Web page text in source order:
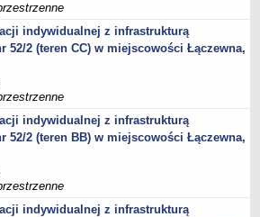
i cofniętych zezwoleń na prowadzenie
w Wodę i Zbiorowego Odprowadzania
w zakresie opróżniania zbiorników
indywidualnej z infrastrukturą
52/2 (teren CC) w miejscowości Łączewna,
indywidualnej z infrastrukturą
52/2 (teren BB) w miejscowości Łączewna,
indywidualnej z infrastrukturą